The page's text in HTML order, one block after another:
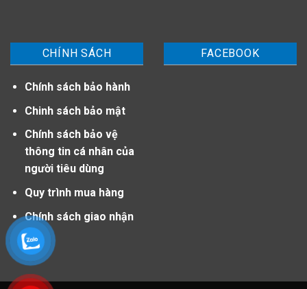
CHÍNH SÁCH
Chính sách bảo hành
Chinh sách bảo mật
Chính sách bảo vệ
thông tin cá nhân của
người tiêu dùng
Quy trình mua hàng
Chính sách giao nhận
FACEBOOK